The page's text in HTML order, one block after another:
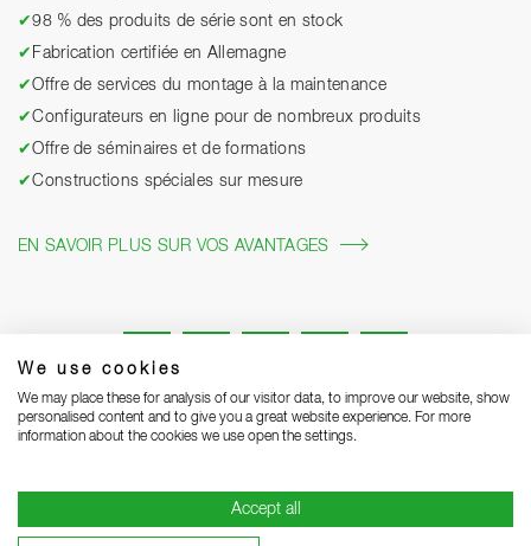
We use cookies
We may place these for analysis of our visitor data, to improve our website, show
personalised content and to give you a great website experience. For more
information about the cookies we use open the settings.
Accept all
✔98 % des produits de série sont en stock
✔ Fabrication certifiée en Allemagne
✔Offre de services du montage à la maintenance
✔Configurateurs en ligne pour de nombreux produits
✔Offre de séminaires et de formations
✔Constructions spéciales sur mesure
EN SAVOIR PLUS SUR VOS AVANTAGES
Mentions légales Protection des données Grounding Page
CGV Remarques concernant la livraison